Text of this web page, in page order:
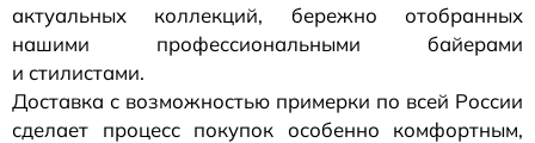
актуальных коллекций, бережно отобранных
нашими профессиональными байерами
и стилистами.
Доставка с возможностью примерки по всей России
сделает процесс покупок особенно комфортным,